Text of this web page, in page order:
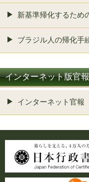
新基準帰化するため
ブラジル人の帰化手
インターネット版官報
インターネット官報